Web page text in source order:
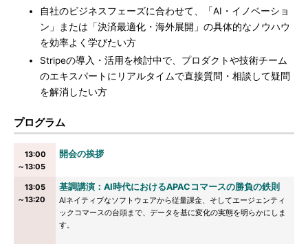
自社のビジネスフェーズに合わせて、「AI・イノベーショ
ン」または「決済最適化・海外展開」の具体的なノウハウ
を効率よく学びたい方
Stripeの導入・活用を検討中で、プロダクトや技術チーム
のエキスパートにリアルタイムで直接質問・相談して疑問
を解消したい方
プログラム
13:00
～13:05
開会の挨拶
13:05
～13:20
基調講演：AI時代におけるAPACコマースの勝負の鉄則
AIネイティブなソフトウェアから従量課金、そしてエージェンティ
ックコマースの台頭まで、データを基に変化の実態を明らかにしま
す。